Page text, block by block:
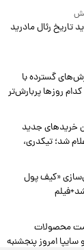
تاریخ رئال مادرید
گسترده با
کدام روزها پربارش‌تر
خریدهای جدید
شد؛ تیکدری،
اعداد ویژه
«کیف پول
محصولات
سایپا امروز پنجشنبه